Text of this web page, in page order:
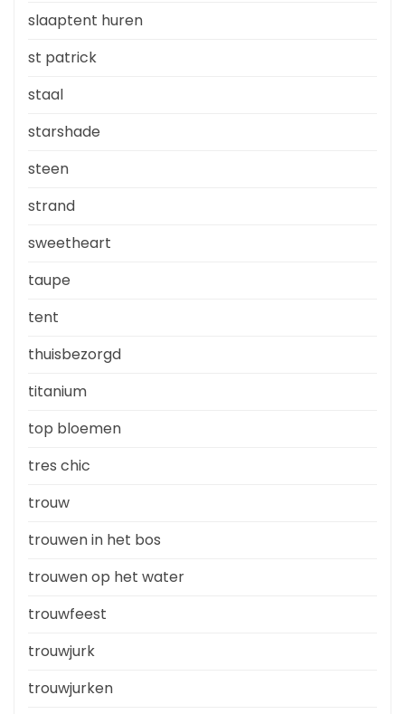
slaaptent huren
st patrick
staal
starshade
steen
strand
sweetheart
taupe
tent
thuisbezorgd
titanium
top bloemen
tres chic
trouw
trouwen in het bos
trouwen op het water
trouwfeest
trouwjurk
trouwjurken